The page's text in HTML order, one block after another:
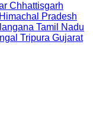
Chhattisgarh
Himachal Pradesh
Tamil Nadu
Tripura Gujarat